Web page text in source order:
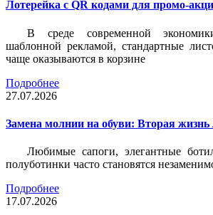
Лотерейка c QR кодами для промо-
В среде современной
шаблонной рекламой, стандартные
чаще оказываются в корзине
Подробнее
27.07.2026
Замена молнии на обуви: Вторая
Любимые сапоги, элегантные
полуботинки часто становятся
Подробнее
17.07.2026